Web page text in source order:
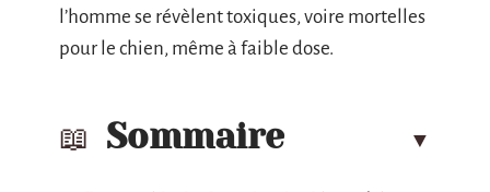
l’homme se révèlent toxiques, voire mortelles
pour le chien, même à faible dose.
Sommaire